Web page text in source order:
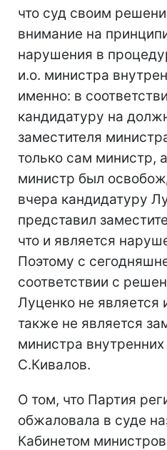
что суд своим
внимание на
нарушения в
и.о. министра
именно: в
кандидатуру на
заместителя
только сам министр,
министр был
вчера кандидатуру
представил
что и является
Поэтому с
соответствии с
Луценко не является
также не является
министра
С.Кивалов.
О том, что Партия
обжаловала в суде
Кабинетом